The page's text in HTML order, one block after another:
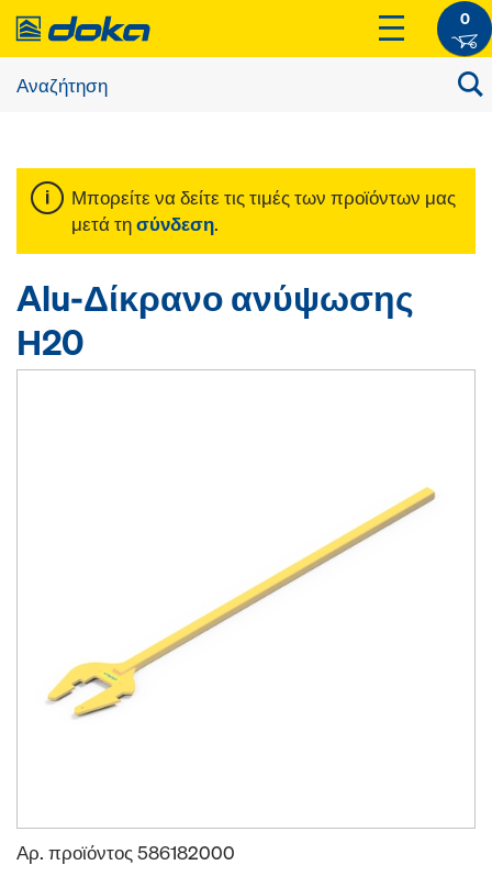
0
Μπορείτε να δείτε τις τιμές των προϊόντων μας
μετά τησύνδεση.
Alu-Δίκρανο ανύψωσης
Η20
Αρ. προϊόντος586182000